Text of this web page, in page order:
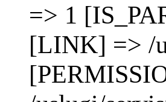
=> 1
[LINK] => /